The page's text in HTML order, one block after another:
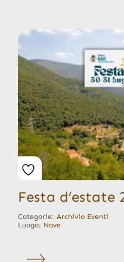
Festa d’estate
Categorie: Archivio Eventi
Luogo: Nave